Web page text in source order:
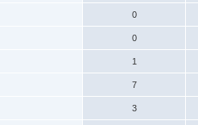
0
0
1
7
3